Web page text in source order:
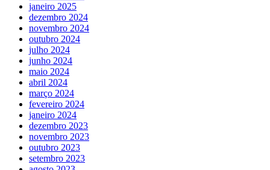
janeiro 2025
dezembro 2024
novembro 2024
outubro 2024
julho 2024
junho 2024
maio 2024
abril 2024
março 2024
fevereiro 2024
janeiro 2024
dezembro 2023
novembro 2023
outubro 2023
setembro 2023